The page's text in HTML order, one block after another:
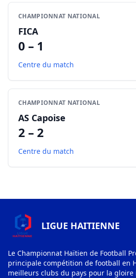
CHAMPIONNAT NATIONAL
FICA
0 – 1
Centre du match
CHAMPIONNAT NATIONAL
AS Capoise
2 – 2
Centre du match
LIGUE HAITIENNE
Le Championnat Haïtien de Football
principale compétition de football en
meilleurs clubs du pays pour la gloire